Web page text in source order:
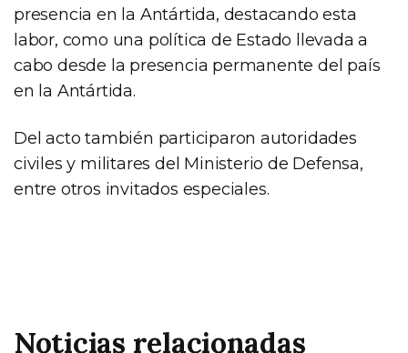
presencia en la Antártida, destacando esta
labor, como una política de Estado llevada a
cabo desde la presencia permanente del país
en la Antártida.
Del acto también participaron autoridades
civiles y militares del Ministerio de Defensa,
entre otros invitados especiales.
Noticias relacionadas